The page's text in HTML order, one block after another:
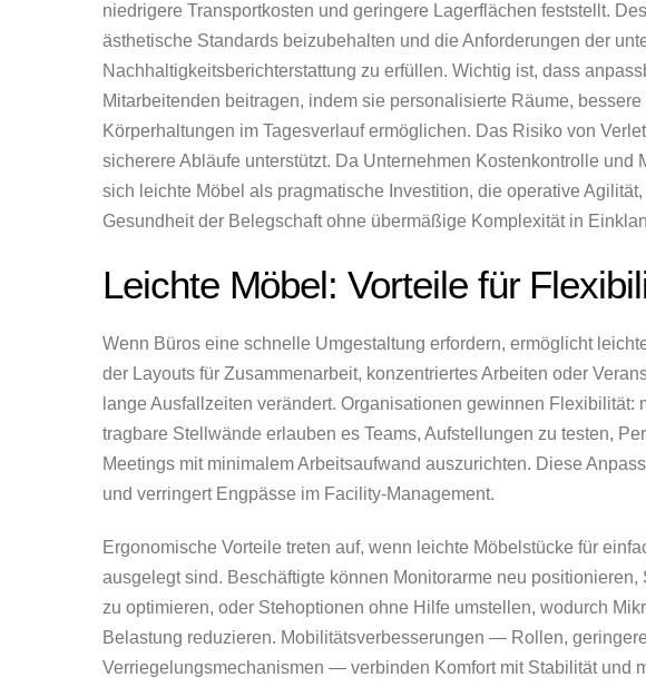
niedrigere Transportkosten und geringere Lagerflächen feststellt.
ästhetische Standards beizubehalten und die Anforderungen der
Nachhaltigkeitsberichterstattung zu erfüllen. Wichtig ist, dass
Mitarbeitenden beitragen, indem sie personalisierte Räume,
Körperhaltungen im Tagesverlauf ermöglichen. Das Risiko von
sicherere Abläufe unterstützt. Da Unternehmen Kostenkontrolle
sich leichte Möbel als pragmatische Investition, die operative
Gesundheit der Belegschaft ohne übermäßige Komplexität in
Leichte Möbel: Vorteile für
Wenn Büros eine schnelle Umgestaltung erfordern, ermöglicht
der Layouts für Zusammenarbeit, konzentriertes Arbeiten oder
lange Ausfallzeiten verändert. Organisationen gewinnen
tragbare Stellwände erlauben es Teams, Aufstellungen zu testen,
Meetings mit minimalem Arbeitsaufwand auszurichten. Diese
und verringert Engpässe im Facility-Management.
Ergonomische Vorteile treten auf, wenn leichte Möbelstücke für
ausgelegt sind. Beschäftigte können Monitorarme neu
zu optimieren, oder Stehoptionen ohne Hilfe umstellen, wodurch
Belastung reduzieren. Mobilitätsverbesserungen — Rollen,
Verriegelungsmechanismen — verbinden Komfort mit Stabilität und